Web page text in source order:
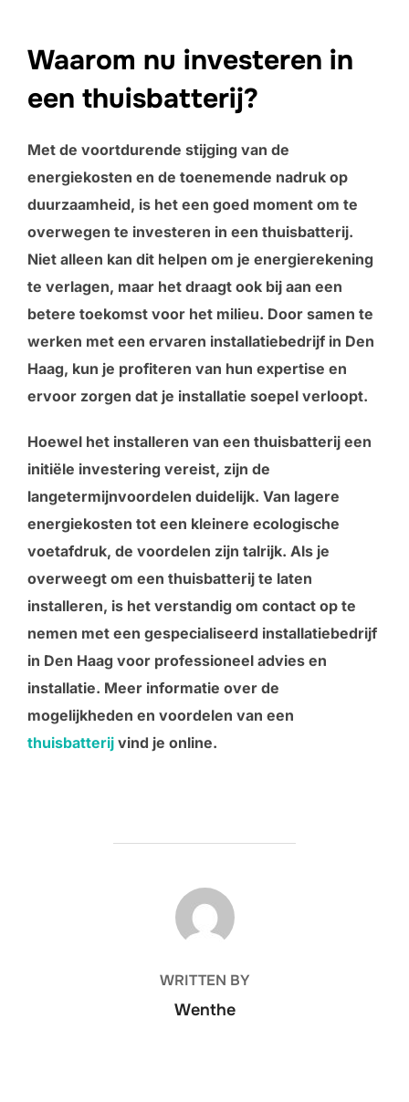
Waarom nu investeren in
een thuisbatterij?
Met de voortdurende stijging van de
energiekosten en de toenemende nadruk op
duurzaamheid, is het een goed moment om te
overwegen te investeren in een thuisbatterij.
Niet alleen kan dit helpen om je energierekening
te verlagen, maar het draagt ook bij aan een
betere toekomst voor het milieu. Door samen te
werken met een ervaren installatiebedrijf in Den
Haag, kun je profiteren van hun expertise en
ervoor zorgen dat je installatie soepel verloopt.
Hoewel het installeren van een thuisbatterij een
initiële investering vereist, zijn de
langetermijnvoordelen duidelijk. Van lagere
energiekosten tot een kleinere ecologische
voetafdruk, de voordelen zijn talrijk. Als je
overweegt om een thuisbatterij te laten
installeren, is het verstandig om contact op te
nemen met een gespecialiseerd installatiebedrijf
in Den Haag voor professioneel advies en
installatie. Meer informatie over de
mogelijkheden en voordelen van een
thuisbatterij vind je online.
POST AUTHOR
WRITTEN BY
Wenthe